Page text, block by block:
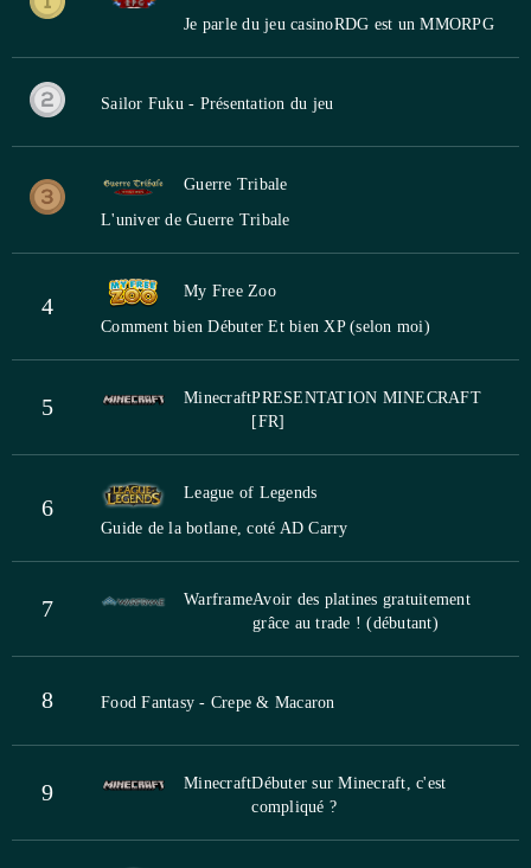
Je parle du jeu casinoRDG est un MMORPG
Sailor Fuku - Présentation du jeu
Guerre Tribale
L'univer de Guerre Tribale
4
My Free Zoo
Comment bien Débuter Et bien XP (selon moi)
5 MinecraftPRESENTATION MINECRAFT
[FR]
6
League of Legends
Guide de la botlane, coté AD Carry
7 WarframeAvoir des platines gratuitement
grâce au trade ! (débutant)
8 Food Fantasy - Crepe & Macaron
9 MinecraftDébuter sur Minecraft, c'est
compliqué ?